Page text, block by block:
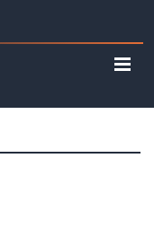
Inicio